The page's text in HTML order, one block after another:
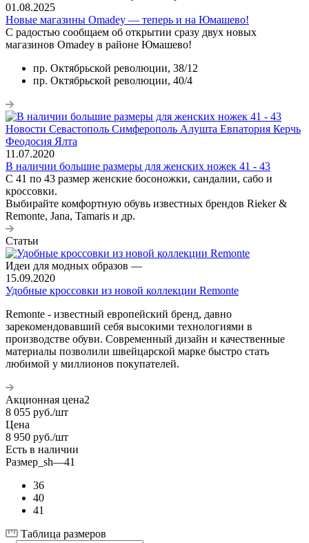
01.08.2025
Новые магазины Omadey — теперь и на Юмашево!
С радостью сообщаем об открытии сразу двух новых
магазинов Omadey в районе Юмашево!
пр. Октябрьской революции, 38/12
пр. Октябрьской революции, 40/4
11.07.2020
В наличии большие размеры для женских ножек 41 - 43
С 41 по 43 размер женские босоножки, сандалии, сабо и
кроссовки.
Выбирайте комфортную обувь известных брендов Rieker &
Remonte, Jana, Tamaris и др.
Статьи
Идеи для модных образов —
15.09.2020
Удобные кроссовки из новой коллекции Remonte
Remonte - известный европейский бренд, давно
зарекомендовавший себя высокими технологиями в
производстве обуви. Современный дизайн и качественные
материалы позволили швейцарской марке быстро стать
любимой у миллионов покупателей.
Акционная цена2
8 055 руб./шт
Цена
8 950 руб./шт
Есть в наличии
Размер_sh—41
36
40
41
Таблица размеров